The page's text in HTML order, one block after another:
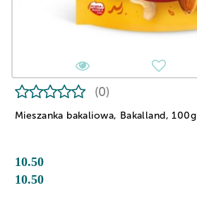
Mieszanka bakaliowa, Bakalland, 100g
(0)
10.50
10.50